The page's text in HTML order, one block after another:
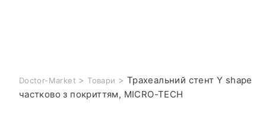
Doctor-Market > Товари > Трахеальний стент Y shape
частково з покриттям, MICRO-TECH